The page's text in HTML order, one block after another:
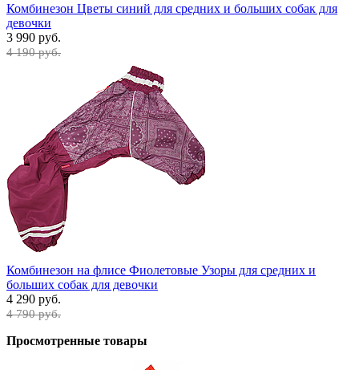
Комбинезон Цветы синий для средних и больших собак для
девочки
3 990 руб.
4 190 руб.
Комбинезон на флисе Фиолетовые Узоры для средних и
больших собак для девочки
4 290 руб.
4 790 руб.
Просмотренные товары